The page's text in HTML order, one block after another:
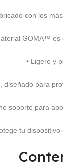
con los
GOMA™ es
• Ligero y
diseñado para
soporte para
tu